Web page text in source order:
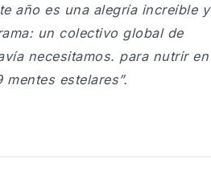
año es una alegría increíble y
un colectivo global de
necesitamos. para nutrir en
estelares”.